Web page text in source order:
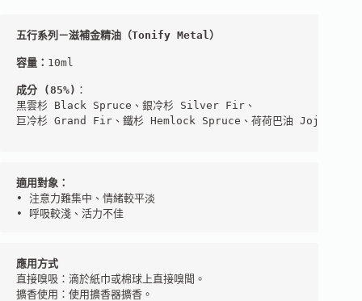
五行系列－滋補金精油（Tonify Metal）
容量： 10ml
成分 (85%) ：
黑雲杉 Black Spruce、銀冷杉 Silver Fir、
巨冷杉 Grand Fir、鐵杉 Hemlock Spruce、荷荷巴油 Jojoba
• 注意力難集中、情緒較平淡
• 呼吸較淺、活力不佳
應用方式
直接嗅吸：滴於紙巾或棉球上直接嗅聞。
擴香使用：使用擴香器擴香。